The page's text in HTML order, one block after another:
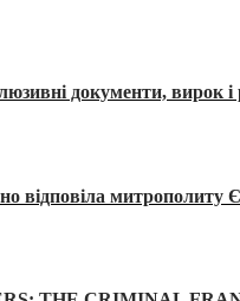
вирок і
відповіла митрополиту